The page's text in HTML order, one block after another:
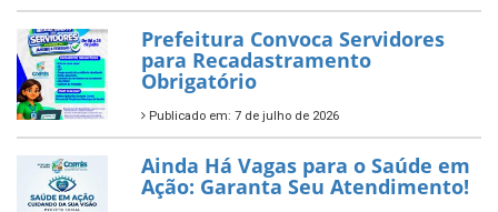
Prefeitura Convoca Servidores
para Recadastramento
Obrigatório
Publicado em: 7 de julho de 2026
Ainda Há Vagas para o Saúde em
Ação: Garanta Seu Atendimento!